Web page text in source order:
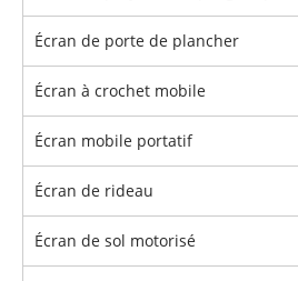
Écran de porte de plancher
Écran à crochet mobile
Écran mobile portatif
Écran de rideau
Écran de sol motorisé